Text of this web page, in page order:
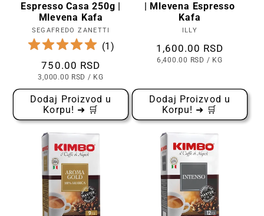
Espresso Casa 250g |
Mlevena Kafa
Prodavac:
SEGAFREDO ZANETTI
(1)
Cena
750.00 RSD
CENA
KOMADU
3,000.00 RSD / PO
KG
Dodaj Proizvod u
Korpu! ➜ 🛒
| Mlevena Espresso
Kafa
Prodavac:
ILLY
Cena
1,600.00 RSD
CENA
6,400.00 RSD / PO
KG
Dodaj Proizvod u
Korpu! ➜ 🛒